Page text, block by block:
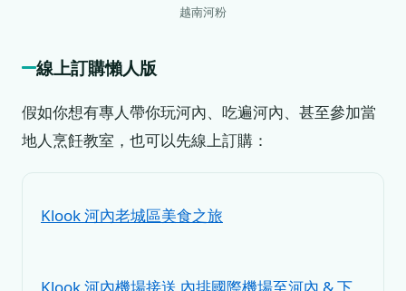
越南河粉
線上訂購懶人版
假如你想有專人帶你玩河內、吃遍河內、甚至參加當
地人烹飪教室，也可以先線上訂購：
Klook 河內老城區美食之旅